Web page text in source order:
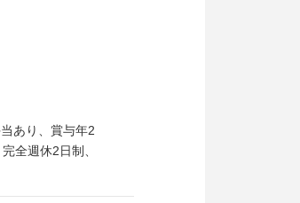
あり、賞与年2
全週休2日制、